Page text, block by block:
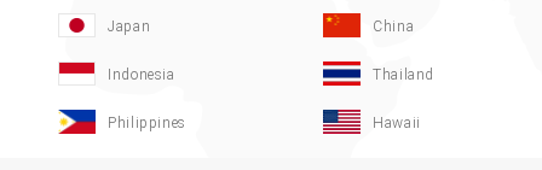
Japan China
Indonesia Thailand
Philippines Hawaii